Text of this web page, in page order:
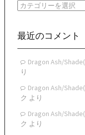
ブ
カ
リ
最近のコメント
Dragon Ash/
り
Dragon Ash/
ク より
Dragon Ash/
ク より